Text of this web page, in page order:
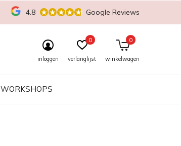
WORKSHOPS
inloggen verlanglijst
0
winkelwagen
0
4.8 Google Reviews